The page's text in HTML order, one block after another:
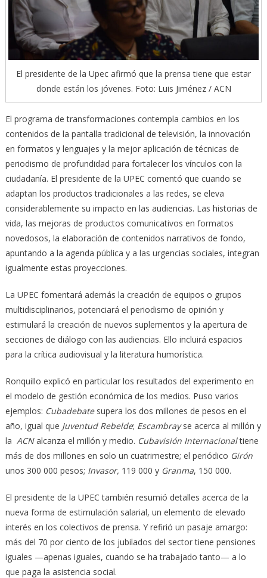
El presidente de la Upec afirmó que la prensa tiene que estar
donde están los jóvenes. Foto: Luis Jiménez / ACN
El programa de transformaciones contempla cambios en los
contenidos de la pantalla tradicional de televisión, la innovación
en formatos y lenguajes y la mejor aplicación de técnicas de
periodismo de profundidad para fortalecer los vínculos con la
ciudadanía. El presidente de la UPEC comentó que cuando se
adaptan los productos tradicionales a las redes, se eleva
considerablemente su impacto en las audiencias. Las historias de
vida, las mejoras de productos comunicativos en formatos
novedosos, la elaboración de contenidos narrativos de fondo,
apuntando a la agenda pública y a las urgencias sociales, integran
igualmente estas proyecciones.
La UPEC fomentará además la creación de equipos o grupos
multidisciplinarios, potenciará el periodismo de opinión y
estimulará la creación de nuevos suplementos y la apertura de
secciones de diálogo con las audiencias. Ello incluirá espacios
para la crítica audiovisual y la literatura humorística.
Ronquillo explicó en particular los resultados del experimento en
el modelo de gestión económica de los medios. Puso varios
ejemplos: Cubadebate supera los dos millones de pesos en el
año, igual que Juventud Rebelde; Escambrayse acerca al millón y
la ACNalcanza el millón y medio. Cubavisión Internacionaltiene
más de dos millones en solo un cuatrimestre; el periódico Girón
unos 300 000 pesos; Invasor, 119 000 y Granma, 150 000.
El presidente de la UPEC también resumió detalles acerca de la
nueva forma de estimulación salarial, un elemento de elevado
interés en los colectivos de prensa. Y refirió un pasaje amargo:
más del 70 por ciento de los jubilados del sector tiene pensiones
iguales —apenas iguales, cuando se ha trabajado tanto— a lo
que paga la asistencia social.